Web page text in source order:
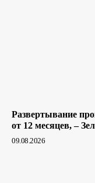
Развертывание
от 12 месяцев, –
09.08.2026